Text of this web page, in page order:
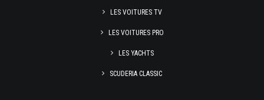
LES VOITURES TV
LES VOITURES PRO
LES YACHTS
SCUDERIA CLASSIC